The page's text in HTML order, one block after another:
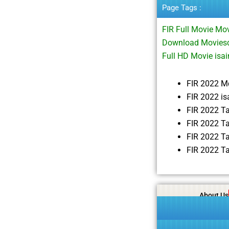
Page Tags :
FIR Full Movie
Download
Full HD Movie
FIR 2022
FIR 2022
FIR 2022
FIR 2022
FIR 2022
FIR 2022
About Us